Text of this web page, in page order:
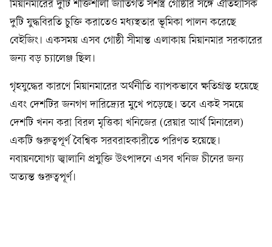
মিয়ানমারের দুটি শক্তিশালী জাতিগত সশস্ত্র গোষ্ঠীর সঙ্গে ঐতিহাসিক
দুটি যুদ্ধবিরতি চুক্তি করাতেও মধ্যস্থতার ভূমিকা পালন করেছে
বেইজিং। একসময় এসব গোষ্ঠী সীমান্ত এলাকায় মিয়ানমার সরকারের
জন্য বড় চ্যালেঞ্জ ছিল।
গৃহযুদ্ধের কারণে মিয়ানমারের অর্থনীতি ব্যাপকভাবে ক্ষতিগ্রস্ত হয়েছে
এবং দেশটির জনগণ দারিদ্র্যের মুখে পড়েছে। তবে একই সময়ে
দেশটি খনন করা বিরল মৃত্তিকা খনিজের (রেয়ার আর্থ মিনারেল)
একটি গুরুত্বপূর্ণ বৈশ্বিক সরবরাহকারীতে পরিণত হয়েছে।
নবায়নযোগ্য জ্বালানি প্রযুক্তি উৎপাদনে এসব খনিজ চীনের জন্য
অত্যন্ত গুরুত্বপূর্ণ।